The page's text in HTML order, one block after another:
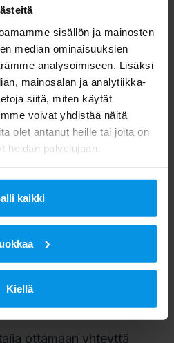
sisällön ja mainosten
median ominaisuuksien
analysoimiseen. Lisäksi
mainosalan ja analytiikka-
siitä, miten käytät
voivat yhdistää näitä
olet antanut heille tai joita on
heidän palvelujaan.
kaikki
Kiellä
muutoksilla ei
toivottua parannusta,
suuntaus tai
ole asianmukainen.
että kaikkein
ei millään
pystytä
Radiokeli on
johtuva ilmiö,
joihinkin päiviin.
ottamaan yhteyttä